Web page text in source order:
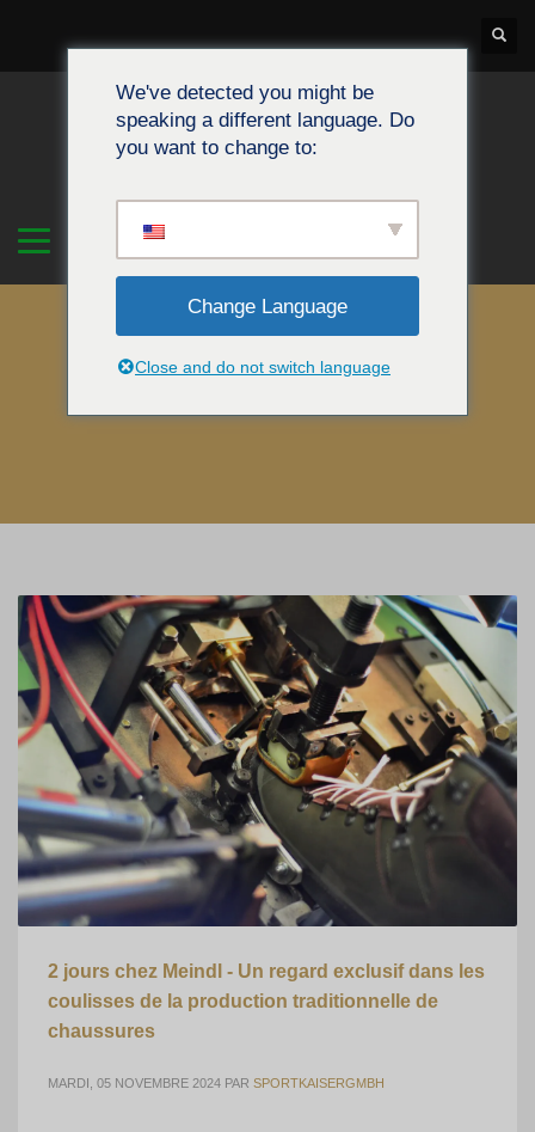
2 jours chez Meindl - Un regard exclusif dans les
coulisses de la production traditionnelle de
chaussures
MARDI, 05 NOVEMBRE 2024 PAR SPORTKAISERGMBH
We've detected you might be
speaking a different language. Do
you want to change to:
Change Language
Close and do not switch language